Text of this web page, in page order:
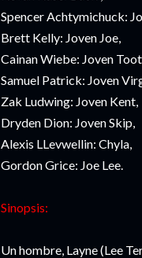
Spencer Achtymichuck:
Brett Kelly: Joven Joe,
Cainan Wiebe: Joven
Samuel Patrick: Joven
Zak Ludwing: Joven Kent,
Dryden Dion: Joven Skip,
Alexis LLevwellin: Chyla,
Gordon Grice: Joe Lee.
Sinopsis:
Un hombre, Layne (Lee